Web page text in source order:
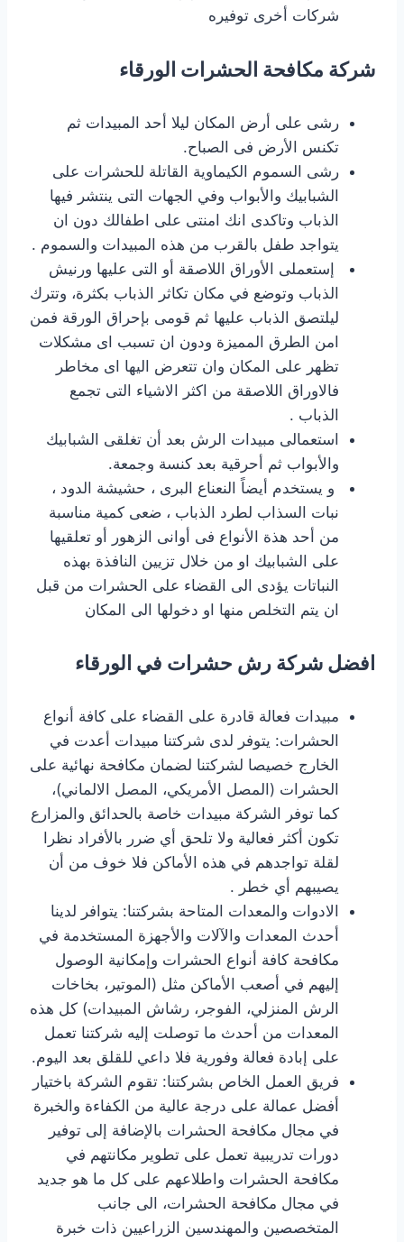
شركات أخرى توفيره
شركة مكافحة الحشرات الورقاء
رشى على أرض المكان ليلا أحد المبيدات ثم
تكنس الأرض فى الصباح.
رشى السموم الكيماوية القاتلة للحشرات على
الشبابيك والأبواب وفي الجهات التى ينتشر فيها
الذباب وتاكدى انك امنتى على اطفالك دون ان
يتواجد طفل بالقرب من هذه المبيدات والسموم .
إستعملى الأوراق اللاصقة أو التى عليها ورنيش
الذباب وتوضع في مكان تكاثر الذباب بكثرة، وتترك
ليلتصق الذباب عليها ثم قومى بإحراق الورقة فمن
امن الطرق المميزة ودون ان تسبب اى مشكلات
تظهر على المكان وان تتعرض اليها اى مخاطر
فالاوراق اللاصقة من اكثر الاشياء التى تجمع
الذباب .
استعمالى مبيدات الرش بعد أن تغلقى الشبابيك
والأبواب ثم أحرقية بعد كنسة وجمعة.
و يستخدم أيضاً النعناع البرى ، حشيشة الدود ،
نبات السذاب لطرد الذباب ، ضعى كمية مناسبة
من أحد هذة الأنواع فى أوانى الزهور أو تعلقيها
على الشبابيك او من خلال تزيين النافذة بهذه
النباتات يؤدى الى القضاء على الحشرات من قبل
ان يتم التخلص منها او دخولها الى المكان
افضل شركة رش حشرات في الورقاء
مبيدات فعالة قادرة على القضاء على كافة أنواع
الحشرات: يتوفر لدى شركتنا مبيدات أعدت في
الخارج خصيصا لشركتنا لضمان مكافحة نهائية على
الحشرات (المصل الأمريكي، المصل الالماني)،
كما توفر الشركة مبيدات خاصة بالحدائق والمزارع
تكون أكثر فعالية ولا تلحق أي ضرر بالأفراد نظرا
لقلة تواجدهم في هذه الأماكن فلا خوف من أن
يصيبهم أي خطر .
الادوات والمعدات المتاحة بشركتنا: يتوافر لدينا
أحدث المعدات والآلات والأجهزة المستخدمة في
مكافحة كافة أنواع الحشرات وإمكانية الوصول
إليهم في أصعب الأماكن مثل (الموتير، بخاخات
الرش المنزلي، الفوجر، رشاش المبيدات) كل هذه
المعدات من أحدث ما توصلت إليه شركتنا تعمل
على إبادة فعالة وفورية فلا داعي للقلق بعد اليوم.
فريق العمل الخاص بشركتنا: تقوم الشركة باختيار
أفضل عمالة على درجة عالية من الكفاءة والخبرة
في مجال مكافحة الحشرات بالإضافة إلى توفير
دورات تدريبية تعمل على تطوير مكانتهم في
مكافحة الحشرات واطلاعهم على كل ما هو جديد
في مجال مكافحة الحشرات، الى جانب
المتخصصين والمهندسين الزراعيين ذات خبرة